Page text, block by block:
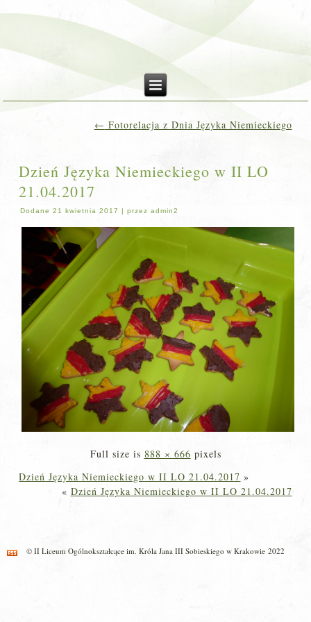
← Fotorelacja z Dnia Języka Niemieckiego
Dzień Języka Niemieckiego w II LO
21.04.2017
Dodane 21 kwietnia 2017 |przez admin2
Full size is 888 × 666 pixels
Dzień Języka Niemieckiego w II LO 21.04.2017 »
« Dzień Języka Niemieckiego w II LO 21.04.2017
© II Liceum Ogólnokształcące im. Króla Jana III Sobieskiego w Krakowie 2022